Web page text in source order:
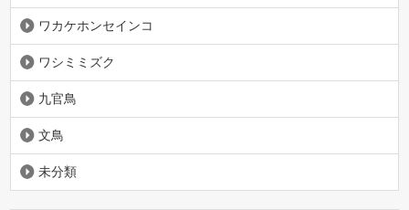
ワカケホンセインコ
ワシミミズク
九官鳥
文鳥
未分類